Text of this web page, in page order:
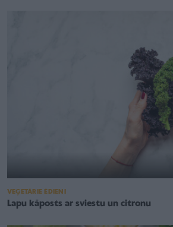
VEĢETĀRIE ĒDIENI
Lapu kāposts ar sviestu un citronu